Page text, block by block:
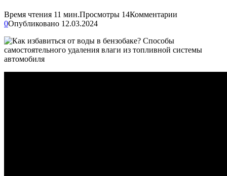
Время чтения 11 мин.Просмотры 14Комментарии
0Опубликовано 12.03.2024